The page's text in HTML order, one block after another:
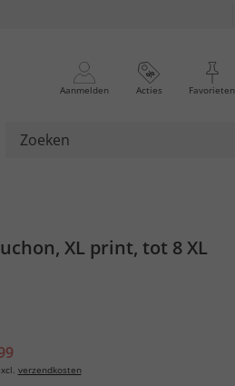
Aanmelden Acties Favorieten
XL print, tot 8 XL
verzendkosten